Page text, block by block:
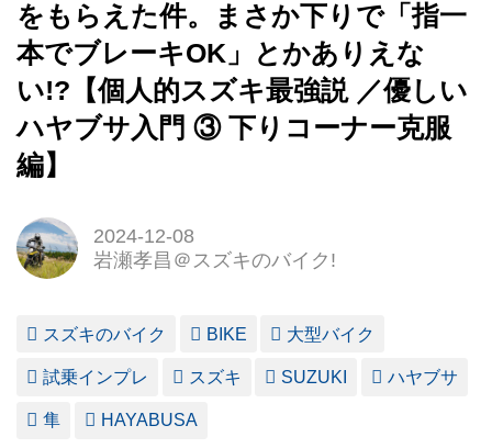
をもらえた件。まさか下りで「指一
本でブレーキOK」とかありえな
い!?【個人的スズキ最強説 ／優しい
ハヤブサ入門 ③ 下りコーナー克服
編】
2024-12-08
岩瀬孝昌＠スズキのバイク!
スズキのバイク BIKE 大型バイク
試乗インプレ スズキ SUZUKI ハヤブサ
隼 HAYABUSA